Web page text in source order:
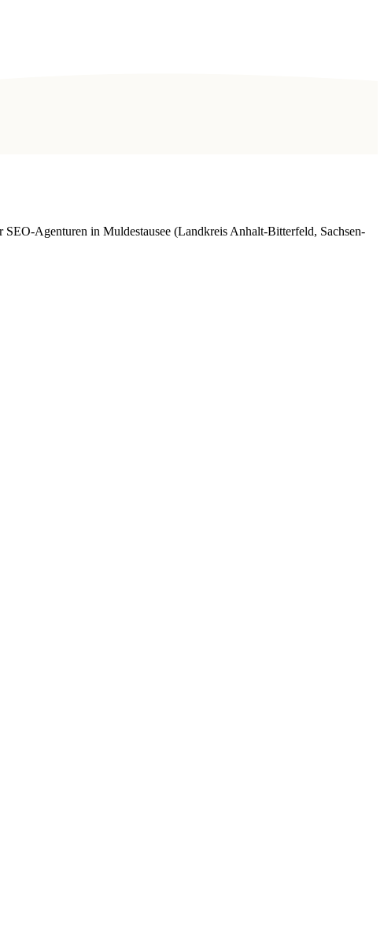
Agenturen in Muldestausee (Landkreis Anhalt-Bitterfeld, Sachsen-